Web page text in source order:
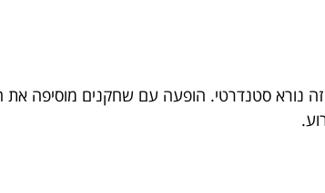
נורא סטנדרטי. הופעה עם שחקנים מוסיפה את